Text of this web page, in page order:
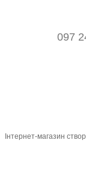
097
Інтернет-магазин